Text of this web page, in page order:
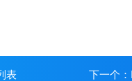
表 下一个：